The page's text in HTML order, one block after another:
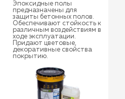
Эпоксидные полы
предназначены для
защиты бетонных полов.
Обеспечивают стойкость к
различным воздействиям в
ходе эксплуатации.
Придают цветовые,
декоративные свойства
покрытию.